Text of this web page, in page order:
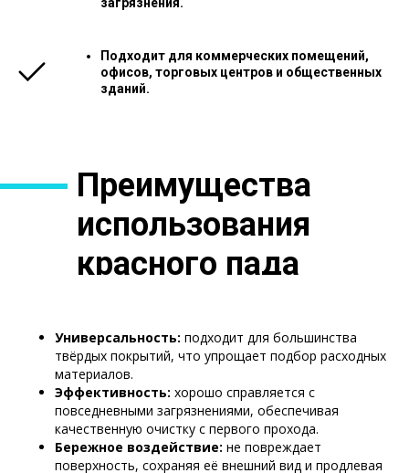
Подходит для коммерческих помещений,
офисов, торговых центров и общественных
зданий.
Преимущества
использования
красного пада
Универсальность: подходит для большинства
твёрдых покрытий, что упрощает подбор расходных
материалов.
Эффективность: хорошо справляется с
повседневными загрязнениями, обеспечивая
качественную очистку с первого прохода.
Бережное воздействие: не повреждает
поверхность, сохраняя её внешний вид и продлевая